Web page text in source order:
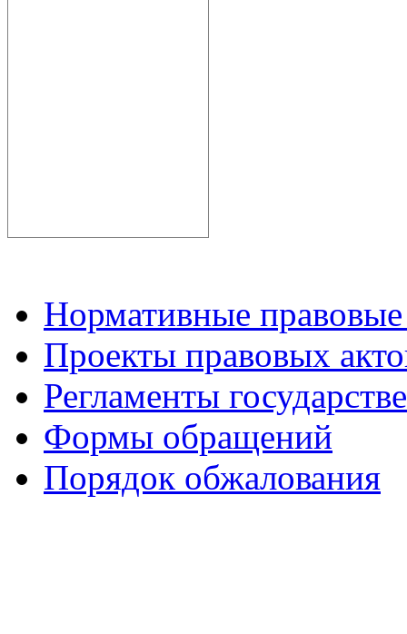
Нормативные
Проекты правовых
Регламенты
Формы обращений
Порядок обжалования